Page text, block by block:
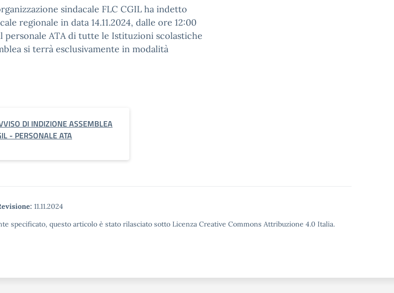
sindacale FLC CGIL ha indetto
regionale in data 14.11.2024, dalle ore 12:00
personale ATA di tutte le Istituzioni scolastiche
si terrà esclusivamente in modalità
DI INDIZIONE ASSEMBLEA
- PERSONALE ATA
11.11.2024
specificato, questo articolo è stato rilasciato sotto Licenza Creative Commons Attribuzione 4.0 Italia.